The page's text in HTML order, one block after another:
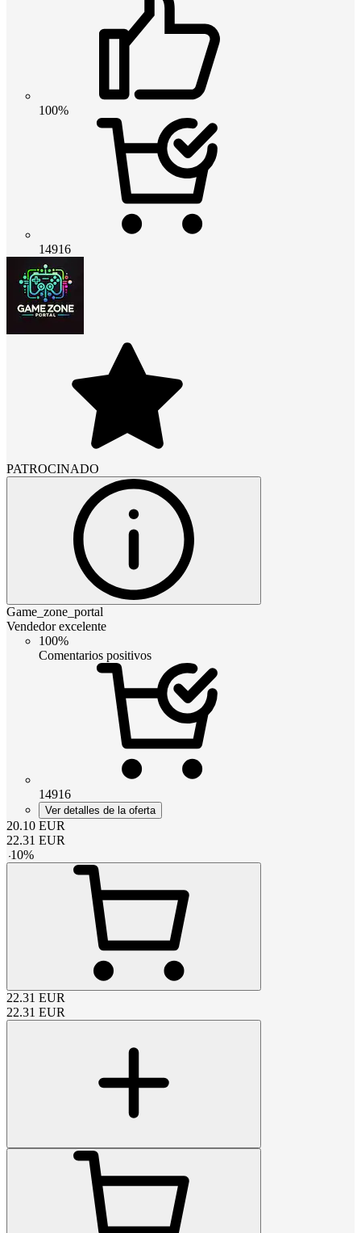
100%
14916
PATROCINADO
Game_zone_portal
Vendedor excelente
100%
Comentarios positivos
14916
Ver detalles de la oferta
20.10 EUR
22.31 EUR
-10%
22.31 EUR
22.31 EUR